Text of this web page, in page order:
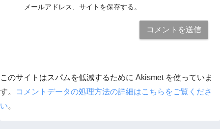
メールアドレス、サイトを保存する。
このサイトはスパムを低減するために Akismet を使っていま
す。
コメントデータの処理方法の詳細はこちらをご覧くださ
い。